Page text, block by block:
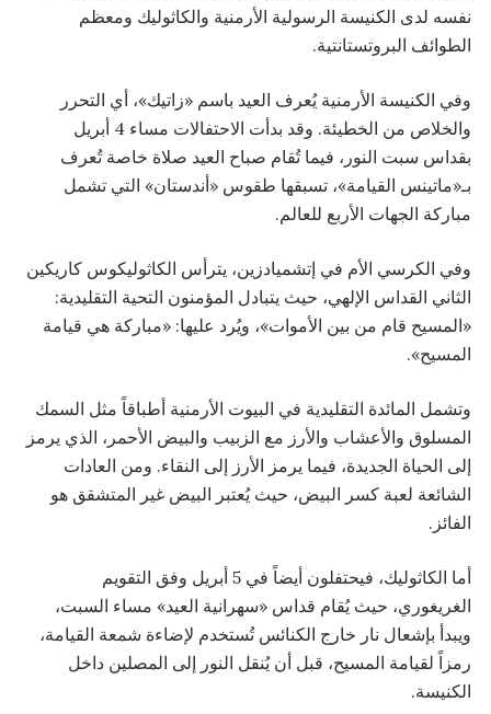
نفسه لدى الكنيسة الرسولية الأرمنية والكاثوليك ومعظم
الطوائف البروتستانتية.
وفي الكنيسة الأرمنية يُعرف العيد باسم «زاتيك»، أي التحرر
والخلاص من الخطيئة. وقد بدأت الاحتفالات مساء 4 أبريل
بقداس سبت النور، فيما تُقام صباح العيد صلاة خاصة تُعرف
بـ«ماتينس القيامة»، تسبقها طقوس «أندستان» التي تشمل
مباركة الجهات الأربع للعالم.
وفي الكرسي الأم في إتشميادزين، يترأس الكاثوليكوس كاريكين
الثاني القداس الإلهي، حيث يتبادل المؤمنون التحية التقليدية:
«المسيح قام من بين الأموات»، ويُرد عليها: «مباركة هي قيامة
المسيح».
وتشمل المائدة التقليدية في البيوت الأرمنية أطباقاً مثل السمك
المسلوق والأعشاب والأرز مع الزبيب والبيض الأحمر، الذي يرمز
إلى الحياة الجديدة، فيما يرمز الأرز إلى النقاء. ومن العادات
الشائعة لعبة كسر البيض، حيث يُعتبر البيض غير المتشقق هو
الفائز.
أما الكاثوليك، فيحتفلون أيضاً في 5 أبريل وفق التقويم
الغريغوري، حيث يُقام قداس «سهرانية العيد» مساء السبت،
ويبدأ بإشعال نار خارج الكنائس تُستخدم لإضاءة شمعة القيامة،
رمزاً لقيامة المسيح، قبل أن يُنقل النور إلى المصلين داخل
الكنيسة.